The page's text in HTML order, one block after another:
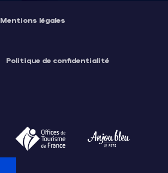
Mentions légales
Politique de confidentialité